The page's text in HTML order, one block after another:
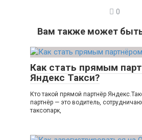
0
Вам также может быть
Как стать прямым
Яндекс Такси?
Кто такой прямой партнёр
партнёр — это водитель,
таксопарк,